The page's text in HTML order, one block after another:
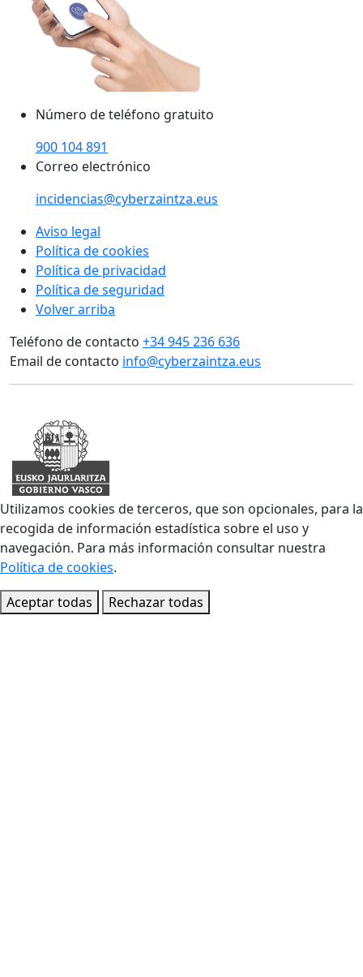
Número de teléfono gratuito
900 104 891
Correo electrónico
incidencias@cyberzaintza.eus
Aviso legal
Política de cookies
Política de privacidad
Política de seguridad
Volver arriba
Teléfono de contacto +34 945 236 636
Email de contacto info@cyberzaintza.eus
Utilizamos cookies de terceros, que son opcionales, para la
recogida de información estadística sobre el uso y
navegación. Para más información consultar nuestra
Política de cookies.
Aceptar todas
Rechazar todas